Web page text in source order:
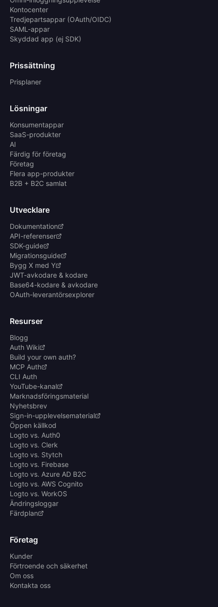
Kontocenter
Tredjepartsappar (OAuth/OIDC)
SAML-appar
Skyddad app (ej SDK)
Prissättning
Prisplaner
Lösningar
Konsumentappar
SaaS-produkter
AI
Färdig för företag
Företag
Flera app-produkter
B2B + B2C samlat
Utvecklare
Dokumentation
API-referenser
SDK-guide
Migrationsguide
Bygg X med Y
JWT-avkodare & kodare
Base64-kodare & avkodare
OAuth-leverantörsexplorer
Resurser
Blogg
Auth Wiki
Build your own auth?
MCP Auth
CLI Auth
YouTube-kanal
Marknadsföringsmaterial
Nyhetsbrev
Sign-in-upplevelsematerial
Öppen källkod
Logto vs. Auth0
Logto vs. Clerk
Logto vs. Stytch
Logto vs. Firebase
Logto vs. Azure AD B2C
Logto vs. AWS Cognito
Logto vs. WorkOS
Ändringsloggar
Färdplan
Företag
Kunder
Förtroende och säkerhet
Om oss
Kontakta oss